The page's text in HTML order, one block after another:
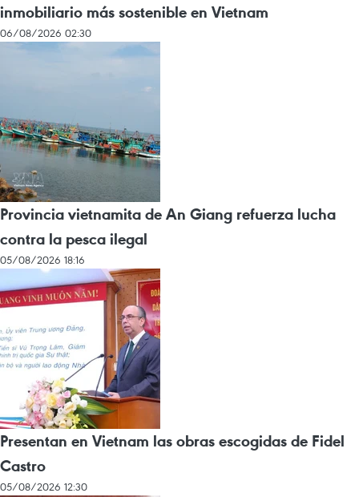
inmobiliario más sostenible en Vietnam
06/08/2026 02:30
Provincia vietnamita de An Giang refuerza lucha
contra la pesca ilegal
05/08/2026 18:16
Presentan en Vietnam las obras escogidas de Fidel
Castro
05/08/2026 12:30